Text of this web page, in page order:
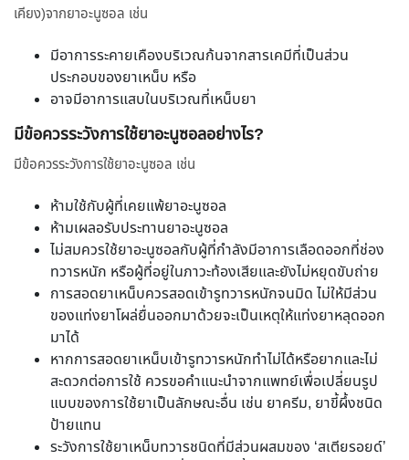
เคียง)จากยาอะนูซอล เช่น
มีอาการระคายเคืองบริเวณก้นจากสารเคมีที่เป็นส่วน
ประกอบของยาเหน็บ หรือ
อาจมีอาการแสบในบริเวณที่เหน็บยา
มีข้อควรระวังการใช้ยาอะนูซอลอย่างไร?
มีข้อควรระวังการใช้ยาอะนูซอล เช่น
ห้ามใช้กับผู้ที่เคยแพ้ยาอะนูซอล
ห้ามเผลอรับประทานยาอะนูซอล
ไม่สมควรใช้ยาอะนูซอลกับผู้ที่กำลังมีอาการเลือดออกที่ช่อง
ทวารหนัก หรือผู้ที่อยู่ในภาวะท้องเสียและยังไม่หยุดขับถ่าย
การสอดยาเหน็บควรสอดเข้ารูทวารหนักจนมิด ไม่ให้มีส่วน
ของแท่งยาโผล่ยื่นออกมาด้วยจะเป็นเหตุให้แท่งยาหลุดออก
มาได้
หากการสอดยาเหน็บเข้ารูทวารหนักทำไม่ได้หรือยากและไม่
สะดวกต่อการใช้ ควรขอคำแนะนำจากแพทย์เพื่อเปลี่ยนรูป
แบบของการใช้ยาเป็นลักษณะอื่น เช่น ยาครีม, ยาขี้ผึ้งชนิด
ป้ายแทน
ระวังการใช้ยาเหน็บทวารชนิดที่มีส่วนผสมของ ‘สเตียรอยด์’